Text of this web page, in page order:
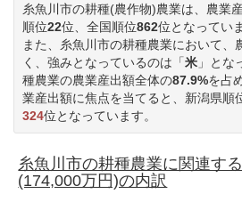
糸魚川市の耕種(農作物)農業は、農業
順位22位、全国順位862位となってい
また、糸魚川市の耕種農業において、
く、強みとなっているのは「米 」とな
種農業の農業産出額全体の87.9%を占
業産出額に焦点を当てると、新潟県順
324位となっています。
糸魚川市の耕種農業に関連す
(174,000万円)の内訳